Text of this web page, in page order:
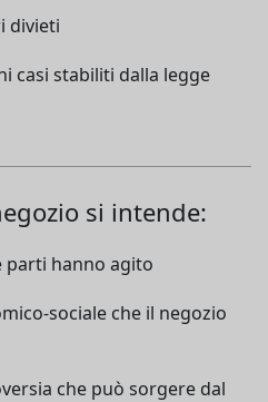
divieti
casi stabiliti dalla legge
si intende:
parti hanno agito
sociale che il negozio
che può sorgere dal